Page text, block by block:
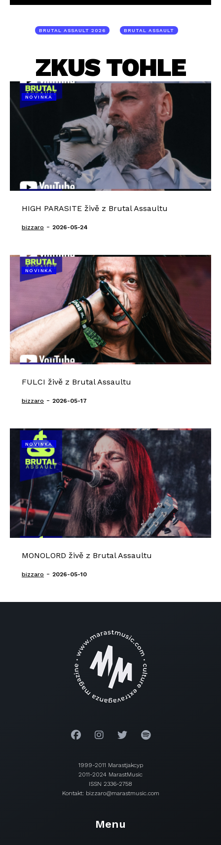
BRUTAL ASSAULT 2026 BRUTAL ASSAULT
ZKUS TOHLE
NOVINKA
HIGH PARASITE živě z Brutal Assaultu
bizzaro - 2026-05-24
NOVINKA
FULCI živě z Brutal Assaultu
bizzaro - 2026-05-17
NOVINKA
MONOLORD živě z Brutal Assaultu
bizzaro - 2026-05-10
1999-2011 Marastjakcyp
2011-2024 MarastMusic
ISSN 2336-2758
Kontakt: bizzaro@marastmusic.com
Menu